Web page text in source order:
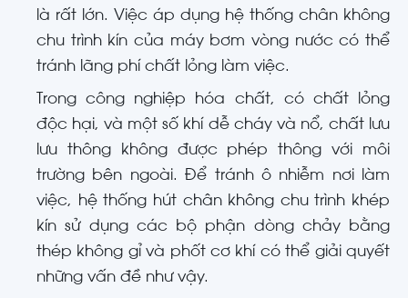
là rất lớn. Việc áp dụng hệ thống chân không
chu trình kín của máy bơm vòng nước có thể
tránh lãng phí chất lỏng làm việc.
Trong công nghiệp hóa chất, có chất lỏng
độc hại, và một số khí dễ cháy và nổ, chất lưu
lưu thông không được phép thông với môi
trường bên ngoài. Để tránh ô nhiễm nơi làm
việc, hệ thống hút chân không chu trình khép
kín sử dụng các bộ phận dòng chảy bằng
thép không gỉ và phốt cơ khí có thể giải quyết
những vấn đề như vậy.